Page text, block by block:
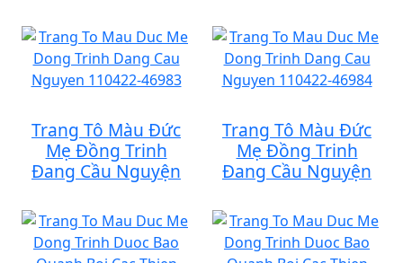
Trang Tô Màu Đức
Mẹ Đồng Trinh
Đang Cầu Nguyện
Trang Tô Màu Đức
Mẹ Đồng Trinh
Đang Cầu Nguyện